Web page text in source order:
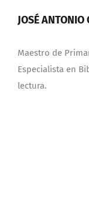
JOSÉ
Maestro de
Especialista en
lectura.